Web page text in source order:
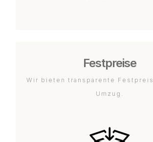
Festpreise
Wir bieten transparente
Umzug.